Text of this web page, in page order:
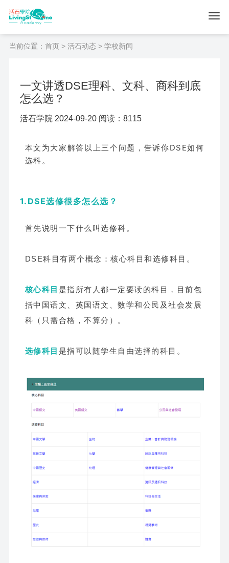
当前位置： 首页> 活石动态> 学校新闻
一文讲透DSE理科、文科、商科到底
怎么选？
活石学院 2024-09-20 阅读：8115
本文为大家解答以上三个问题，告诉你DSE如何
选科。
1.DSE选修很多怎么选？
首先说明一下什么叫选修科。
DSE科目有两个概念：核心科目和选修科目。
核心科目 是指所有人都一定要读的科目，目前包
括中国语文、英国语文、数学和公民及社会发展
科（只需合格，不算分）。
选修科目 是指可以随学生自由选择的科目。